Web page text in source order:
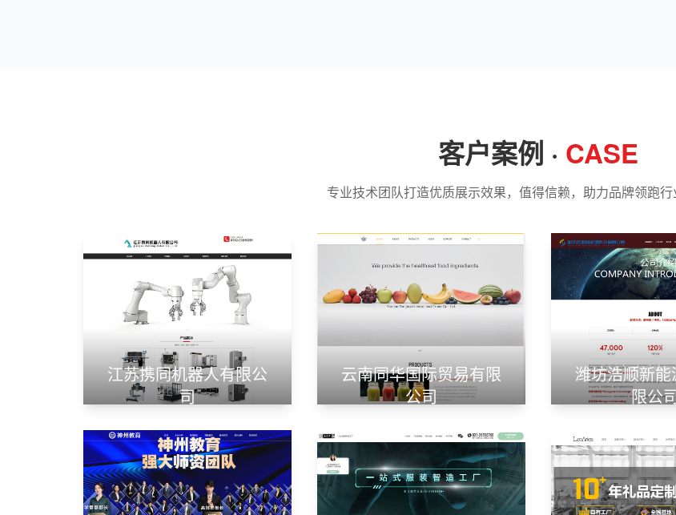
客户案例 · CASE
专业技术团队打造优质展示效果，值得信赖，助力品牌领跑
江苏携同机器人有限公
司
云南同华国际贸易有限
公司
潍坊浩顺新
限公